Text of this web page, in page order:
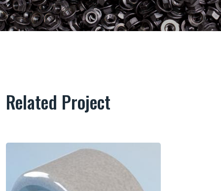
Related Project